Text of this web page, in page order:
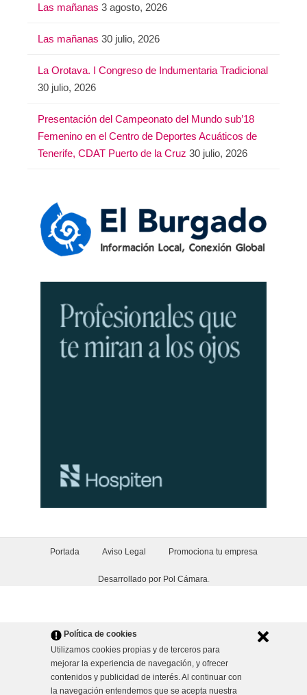
Política de cookies
Utilizamos cookies propias y de terceros para
mejorar la experiencia de navegación, y ofrecer
contenidos y publicidad de interés. Al continuar con
la navegación entendemos que se acepta nuestra
Las mañanas 3 agosto, 2026
Las mañanas 30 julio, 2026
La Orotava. I Congreso de Indumentaria Tradicional
30 julio, 2026
Presentación del Campeonato del Mundo sub’18
Femenino en el Centro de Deportes Acuáticos de
Tenerife, CDAT Puerto de la Cruz 30 julio, 2026
Portada Aviso Legal Promociona tu empresa
Desarrollado por Pol Cámara